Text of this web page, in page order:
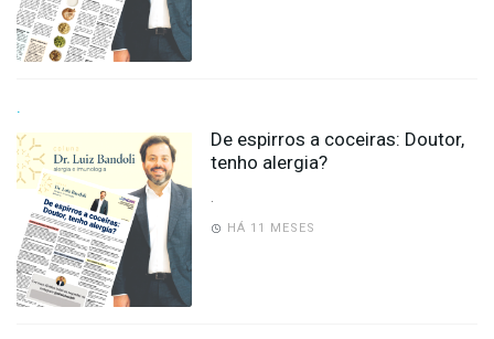
Desenvolvido
por
Hesea
Sistemas
.
De espirros a coceiras: Doutor,
tenho alergia?
.
HÁ 11 MESES